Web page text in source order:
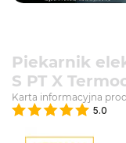
Piekarnik
S PT X
Karta informacyjna
5.0